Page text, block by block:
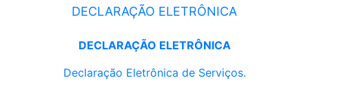
DECLARAÇÃO ELETRÔNICA
DECLARAÇÃO ELETRÔNICA
Declaração Eletrônica de Serviços.